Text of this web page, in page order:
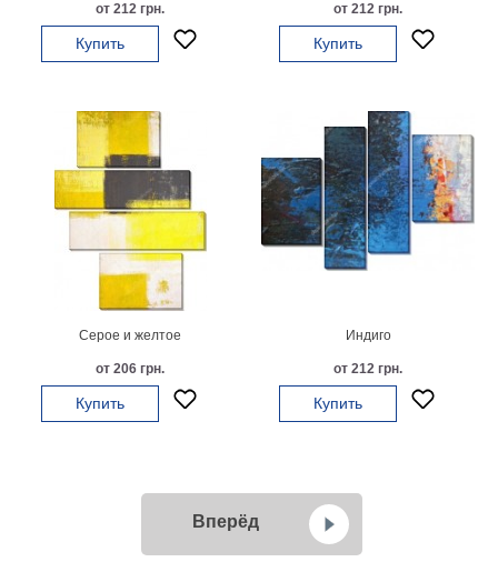
от 212 грн.
Купить
от 212 грн.
Купить
Серое и желтое
от 206 грн.
Купить
Индиго
от 212 грн.
Купить
Вперёд